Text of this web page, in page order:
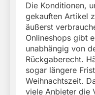
Die Konditionen,
gekauften Artikel
äußerst
Onlineshops gibt
unabhängig von
Rückgaberecht.
sogar längere
Weihnachtszeit.
viele Anbieter die